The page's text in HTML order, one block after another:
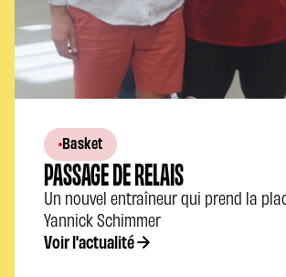
Basket
PASSAGE DE RELAIS
Un nouvel entraîneur qui prend la
Yannick Schimmer
Voir l'actualité